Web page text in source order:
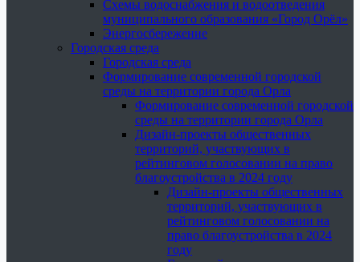
Схемы водоснабжения и водоотведения
муниципального образования «Город Орёл»
Энергосбережение
Городская среда
Городская среда
Формирование современной городской
среды на территории города Орла
Формирование современной городской
среды на территории города Орла
Дизайн-проекты общественных
территорий, участвующих в
рейтинговом голосовании на право
благоустройства в 2024 году
Дизайн-проекты общественных
территорий, участвующих в
рейтинговом голосовании на
право благоустройства в 2024
году